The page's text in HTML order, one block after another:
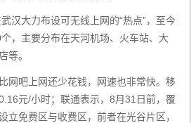
汉大力布设可无线上网的“热点”，至今
，主要分布在天河机场、火车站、大
等。
网吧上网还少花钱，网速也非常快。移
元/小时；联通表示，8月31日前，覆
立免费区与收费区，前者在光谷片区，